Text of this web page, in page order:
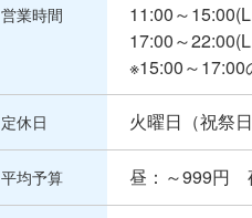
営業時間
11:00～
17:00～
※15:00～17:00
定休日 火曜日（祝祭
平均予算 昼：～999円